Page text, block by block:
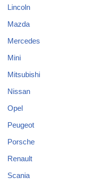
Lincoln
Mazda
Mercedes
Mini
Mitsubishi
Nissan
Opel
Peugeot
Porsche
Renault
Scania